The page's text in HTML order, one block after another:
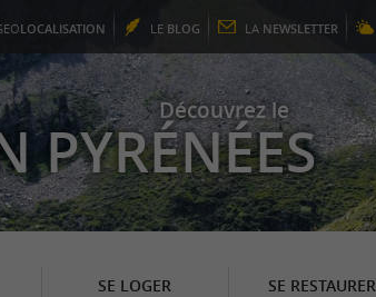
LOCALISATION LE BLOG LA NEWSLETTER
Découvrez le
PYRÉNÉES
SE LOGER SE RESTAURER